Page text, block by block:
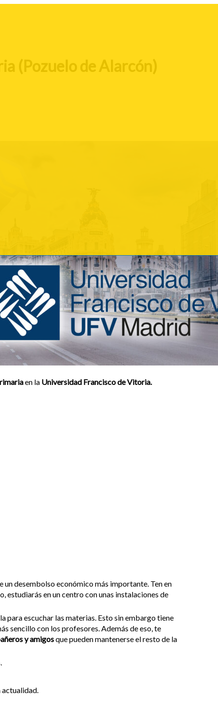
(Pozuelo de Alarcón)
en la Universidad Francisco de Vitoria.
un desembolso económico más importante. Ten en
estudiarás en un centro con unas instalaciones de
para escuchar las materias. Esto sin embargo tiene
sencillo con los profesores. Además de eso, te
y amigosque pueden mantenerse el resto de la
actualidad.